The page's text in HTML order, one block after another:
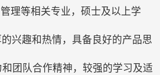
理等相关专业，硕士及以上学
兴趣和热情，具备良好的产品思
团队合作精神，较强的学习及适